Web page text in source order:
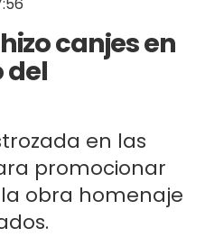
canjes en
del
en las
promocionar
obra homenaje